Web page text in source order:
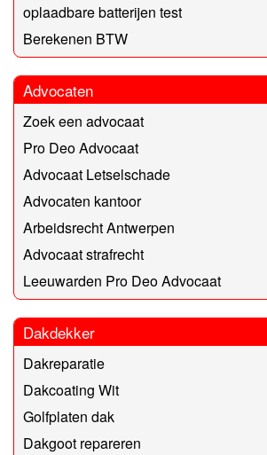
oplaadbare batterijen test
Berekenen BTW
Advocaten
Zoek een advocaat
Pro Deo Advocaat
Advocaat Letselschade
Advocaten kantoor
Arbeidsrecht Antwerpen
Advocaat strafrecht
Leeuwarden Pro Deo Advocaat
Dakdekker
Dakreparatie
Dakcoating Wit
Golfplaten dak
Dakgoot repareren